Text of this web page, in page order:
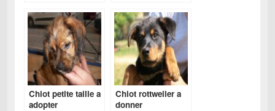
Chiot petite taille a
adopter
Chiot rottweiler a
donner